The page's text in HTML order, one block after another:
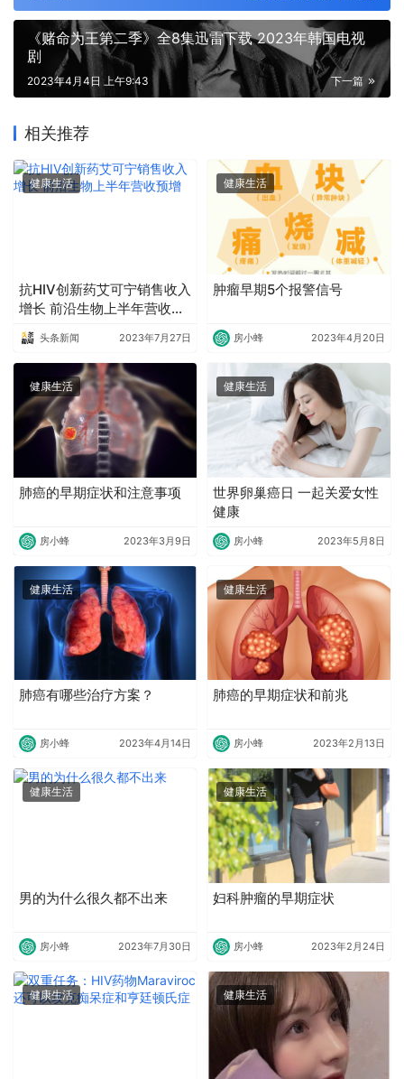
《赌命为王第二季》全8集迅雷下载 2023年韩国电视
剧
下一篇
2023年4月4日 上午9:43
相关推荐
健康生活
抗HIV创新药艾可宁销售收入
增长 前沿生物上半年营收预
头条新闻 2023年7月27日
健康生活
肿瘤早期5个报警信号
房小蜂 2023年4月20日
健康生活
肺癌的早期症状和注意事项
房小蜂 2023年3月9日
健康生活
世界卵巢癌日 一起关爱女性
健康
房小蜂 2023年5月8日
健康生活
肺癌有哪些治疗方案？
房小蜂 2023年4月14日
健康生活
肺癌的早期症状和前兆
房小蜂 2023年2月13日
健康生活
男的为什么很久都不出来
房小蜂 2023年7月30日
健康生活
妇科肿瘤的早期症状
房小蜂 2023年2月24日
健康生活 健康生活